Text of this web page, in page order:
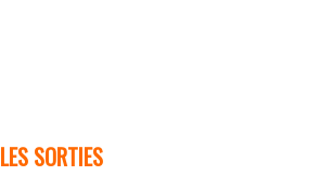
LES SORTIES